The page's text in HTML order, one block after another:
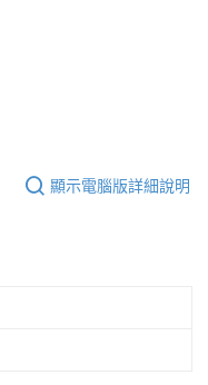
顯示電腦版詳細說明